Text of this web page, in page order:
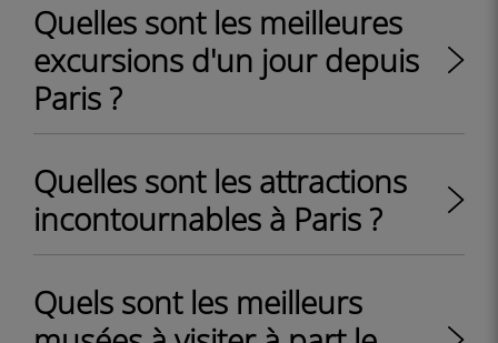
Quelles sont les meilleures
excursions d'un jour depuis
Paris ?
Quelles sont les attractions
incontournables à Paris ?
Quels sont les meilleurs